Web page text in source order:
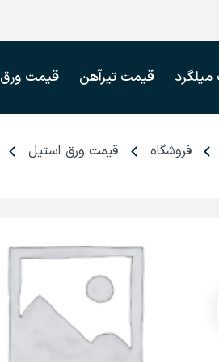
قیمت تیرآهن قیمت ورق
فروشگاه قیمت ورق استیل